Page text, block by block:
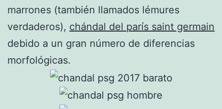
marrones (también llamados lémures
verdaderos), chándal del parís saint germain
debido a un gran número de diferencias
morfológicas.